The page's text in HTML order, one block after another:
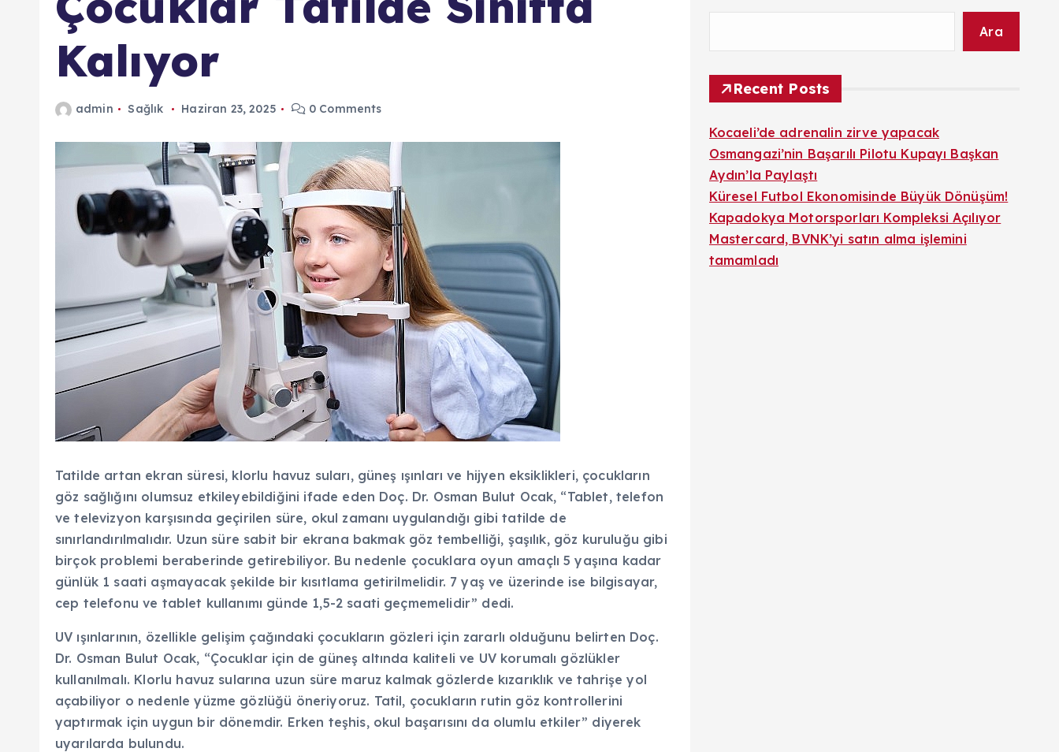
Kalıyor
admin Sağlık Haziran 23, 2025 0 Comments
Tatilde artan ekran süresi, klorlu havuz suları, güneş ışınları ve hijyen eksiklikleri, çocukların
göz sağlığını olumsuz etkileyebildiğini ifade eden Doç. Dr. Osman Bulut Ocak, “Tablet, telefon
ve televizyon karşısında geçirilen süre, okul zamanı uygulandığı gibi tatilde de
sınırlandırılmalıdır. Uzun süre sabit bir ekrana bakmak göz tembelliği, şaşılık, göz kuruluğu gibi
birçok problemi beraberinde getirebiliyor. Bu nedenle çocuklara oyun amaçlı 5 yaşına kadar
günlük 1 saati aşmayacak şekilde bir kısıtlama getirilmelidir. 7 yaş ve üzerinde ise bilgisayar,
cep telefonu ve tablet kullanımı günde 1,5-2 saati geçmemelidir” dedi.
UV ışınlarının, özellikle gelişim çağındaki çocukların gözleri için zararlı olduğunu belirten Doç.
Dr. Osman Bulut Ocak, “Çocuklar için de güneş altında kaliteli ve UV korumalı gözlükler
kullanılmalı. Klorlu havuz sularına uzun süre maruz kalmak gözlerde kızarıklık ve tahrişe yol
açabiliyor o nedenle yüzme gözlüğü öneriyoruz. Tatil, çocukların rutin göz kontrollerini
yaptırmak için uygun bir dönemdir. Erken teşhis, okul başarısını da olumlu etkiler” diyerek
uyarılarda bulundu.
Ara
Recent Posts
Kocaeli’de adrenalin zirve yapacak
Osmangazi’nin Başarılı Pilotu Kupayı Başkan
Aydın’la Paylaştı
Küresel Futbol Ekonomisinde Büyük Dönüşüm!
Kapadokya Motorsporları Kompleksi Açılıyor
Mastercard, BVNK’yi satın alma işlemini
tamamladı